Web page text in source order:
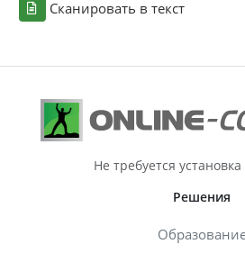
Сканировать в текст
Не требуется
Решения